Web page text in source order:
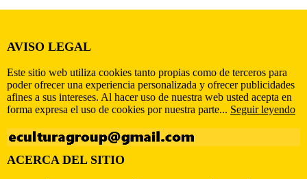
AVISO LEGAL
Este sitio web utiliza cookies tanto propias como de terceros para
poder ofrecer una experiencia personalizada y ofrecer publicidades
afines a sus intereses. Al hacer uso de nuestra web usted acepta en
forma expresa el uso de cookies por nuestra parte... Seguir leyendo
ACERCA DEL SITIO